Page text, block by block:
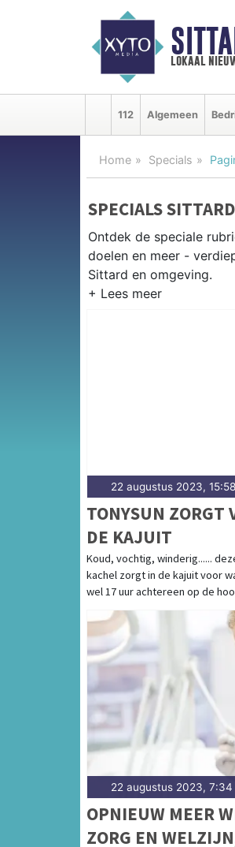
lokaal
112 Algemeen
Home Specials
SPECIALS
Ontdek de speciale
doelen en meer -
Sittard en omgeving.
22 augustus 2023,
TONYSUN ZORGT
DE KAJUIT
Koud, vochtig, winderig......
kachel zorgt in de kajuit voor
wel 17 uur achtereen op de
22 augustus 2023, 7:34
OPNIEUW MEER
ZORG EN